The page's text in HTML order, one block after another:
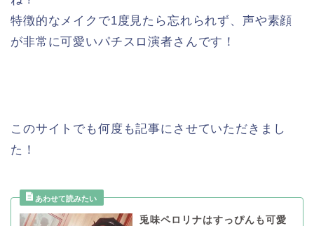
特徴的なメイクで1度見たら忘れられず、声や素顔
が非常に可愛いパチスロ演者さんです！
このサイトでも何度も記事にさせていただきまし
た！
兎味ペロリナはすっぴんも可愛